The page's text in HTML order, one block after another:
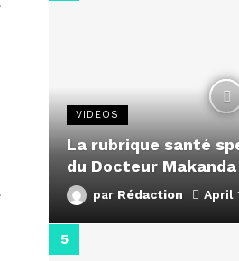
VIDEOS
La rubrique santé
du Docteur Makanda
par Rédaction April